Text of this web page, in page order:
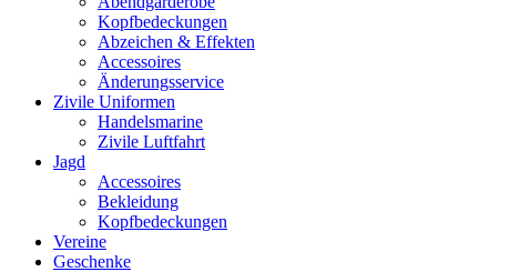
Kopfbedeckungen
Abzeichen & Effekten
Accessoires
Änderungsservice
Zivile Uniformen
Handelsmarine
Zivile Luftfahrt
Jagd
Accessoires
Bekleidung
Kopfbedeckungen
Vereine
Geschenke